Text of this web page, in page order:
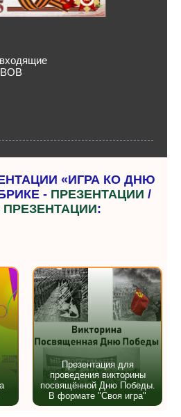
ВОВ
«ИГРА КО ДНЮ
- ПРЕЗЕНТАЦИИ /
ПРЕЗЕНТАЦИИ:
Презентация для
проведения викторины
посвящённой Дню Победы.
В формате "Своя игра"